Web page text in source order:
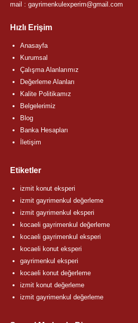
mail : gayrimenkulexperim@gmail.com
Hızlı Erişim
Anasayfa
Kurumsal
Çalışma Alanlarımız
Değerleme Alanları
Kalite Politikamız
Belgelerimiz
Blog
Banka Hesapları
İletişim
Etiketler
izmit konut eksperi
izmit gayrimenkul değerleme
izmit gayrimenkul eksperi
kocaeli gayrimenkul değerleme
kocaeli gayrimenkul eksperi
kocaeli konut eksperi
gayrimenkul eksperi
kocaeli konut değerleme
izmit konut değerleme
izmit gayrimenkul değerleme